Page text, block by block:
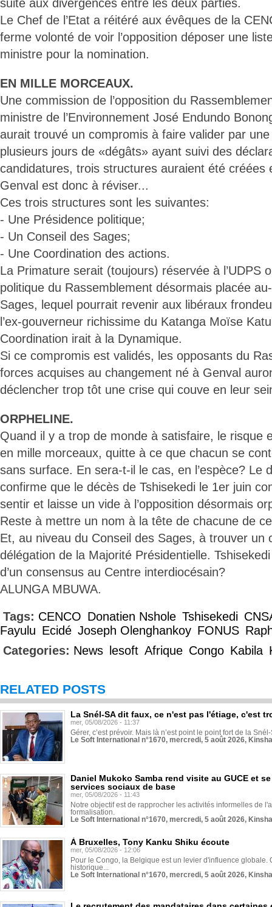
suite aux divergences entre les deux parties.
Le Chef de l’Etat a réitéré aux évêques de la
ferme volonté de voir l’opposition déposer une
ministre pour la nomination.
EN MILLE MORCEAUX.
Une commission de l’opposition du
ministre de l’Environnement José Endundo
aurait trouvé un compromis à faire valider par
plusieurs jours de «dégâts» ayant suivi des
candidatures, trois structures auraient été créées
Genval est donc à réviser...
Ces trois structures sont les suivantes:
- Une Présidence politique;
- Un Conseil des Sages;
- Une Coordination des actions.
La Primature serait (toujours) réservée à l’UDPS
politique du Rassemblement désormais placée
Sages, lequel pourrait revenir aux libéraux
l’ex-gouverneur richissime du Katanga Moïse
Coordination irait à la Dynamique.
Si ce compromis est validés, les opposants du
forces acquises au changement né à Genval
déclencher trop tôt une crise qui couve en leur
ORPHELINE.
Quand il y a trop de monde à satisfaire, le risque
en mille morceaux, quitte à ce que chacun se
sans surface. En sera-t-il le cas, en l’espèce? Le
confirme que le décès de Tshisekedi le 1er juin
sentir et laisse un vide à l’opposition désormais
Reste à mettre un nom à la tête de chacune de
Et, au niveau du Conseil des Sages, à trouver un
délégation de la Majorité Présidentielle.
d’un consensus au Centre interdiocésain?
ALUNGA MBUWA.
Tags: CENCO Donatien Nshole Tshisekedi
Fayulu Ecidé Joseph Olenghankoy FONUS
Categories: News lesoft Afrique Congo Kabila
RELATED POSTS
La Snél-SA dit faux, ce n'est pas l'étiage, c'est
mer, 05/08/2026 - 11:37
Gérer, c’est prévoir. Mais là n’est point le point fort de la
Le Soft International n°1670, mercredi, 5 août 2026,
Daniel Mukoko Samba rend visite au GUCE et
services sociaux de base
mer, 05/08/2026 - 11:43
Notre objectif est de rapprocher les activités informelles de
formalisation.
Le Soft International n°1670, mercredi, 5 août 2026,
À Bruxelles, Tony Kanku Shiku écoute
mer, 05/08/2026 - 12:06
Pour le Congo, la Belgique est un levier d'influence globale.
historique...
Le Soft International n°1670, mercredi, 5 août 2026,